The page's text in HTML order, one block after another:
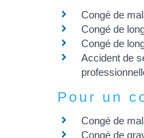
Congé de
Congé de
Congé de
Accident de
Pour un
Congé de
Congé de